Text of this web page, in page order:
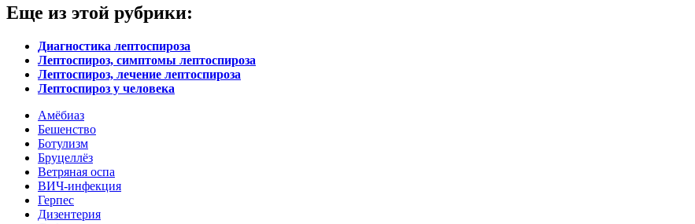
Еще из этой рубрики:
Диагностика лептоспироза
Лептоспироз, симптомы лептоспироза
Лептоспироз, лечение лептоспироза
Лептоспироз у человека
Амёбиаз
Бешенство
Ботулизм
Бруцеллёз
Ветряная оспа
ВИЧ-инфекция
Герпес
Дизентерия